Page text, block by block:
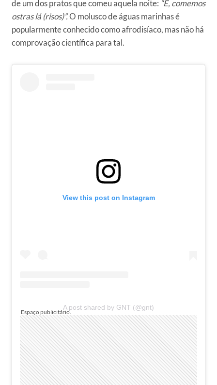
de um dos pratos que comeu aquela noite: “É, comemos
ostras lá (risos)”.O molusco de águas marinhas é
popularmente conhecido como afrodisíaco, mas não há
comprovação científica para tal.
View this post on Instagram
A post shared by GNT (@gnt)